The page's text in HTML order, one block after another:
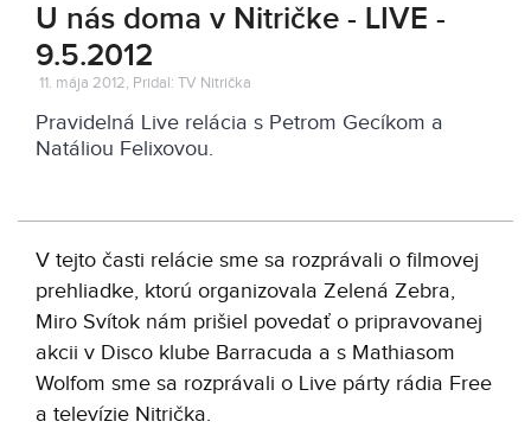
U nás doma v Nitričke - LIVE -
9.5.2012
11. mája 2012, Pridal: TV Nitrička
Pravidelná Live relácia s Petrom Gecíkom a
Natáliou Felixovou.
V tejto časti relácie sme sa rozprávali o filmovej
prehliadke, ktorú organizovala Zelená Zebra,
Miro Svítok nám prišiel povedať o pripravovanej
akcii v Disco klube Barracuda a s Mathiasom
Wolfom sme sa rozprávali o Live párty rádia Free
a televízie Nitrička.